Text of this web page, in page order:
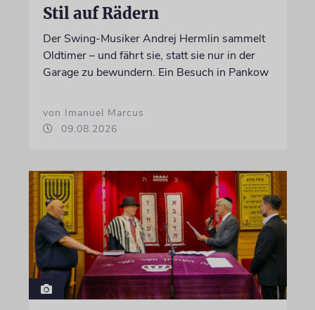
Stil auf Rädern
Der Swing-Musiker Andrej Hermlin sammelt
Oldtimer – und fährt sie, statt sie nur in der
Garage zu bewundern. Ein Besuch in Pankow
von Imanuel Marcus
09.08.2026